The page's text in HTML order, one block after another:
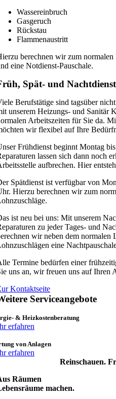
Wassereinbruch
Gasgeruch
Rückstau
Flammenaustritt
berechnen wir zum
eine Notdienst-Pauschale.
Spät- und Nachtdienst
Berufstätige sind tagsüber
unserem Heizungs- und Sanitär
Arbeitszeiten für Sie da.
wir flexibel auf Ihre
Frühdienst beginnt Montag
lassen sich dann noch
aufbrechen. Hier
Spätdienst ist verfügbar von
Hierzu berechnen wir zum
ist neu bei uns: Mit unserem
zu jeder Tages- und
wir neben dem normalen
eine
Termine bedürfen einer
uns an, wir freuen uns auf Ihren
Kontaktseite
Serviceangebote
& Heizkostenberatung
erfahren
von Anlagen
erfahren
Reinschauen.
Räumen
machen.